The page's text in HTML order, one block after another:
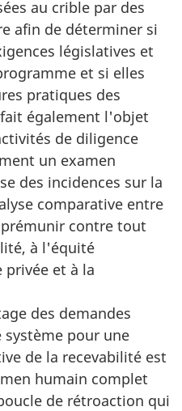
au crible par des
afin de déterminer si
législatives et
et si elles
pratiques des
également l'objet
de diligence
un examen
des incidences sur la
comparative entre
contre tout
à l'équité
privée et à la
des demandes
système pour une
de la recevabilité est
humain complet
de rétroaction qui